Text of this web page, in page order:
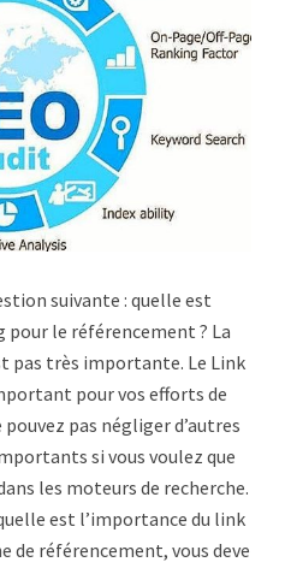
suivante : quelle est
pour le référencement ? La
pas très importante. Le Link
pour vos efforts de
pas négliger d’autres
si vous voulez que
les moteurs de recherche. Si
est l’importance du link
référencement, vous devez